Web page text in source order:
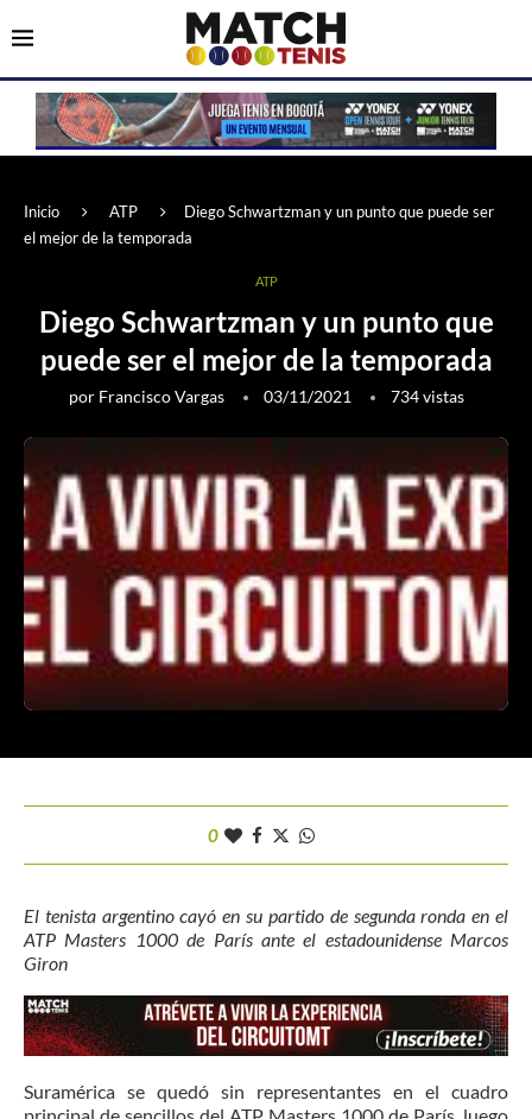
Inicio ATP
Diego Schwartzman y un punto que puede ser
el mejor de la temporada
ATP
Diego Schwartzman y un punto que
puede ser el mejor de la temporada
por Francisco Vargas 03/11/2021 734vistas
0
El tenista argentino cayó en su partido de segunda ronda en el
ATP Masters 1000 de París ante el estadounidense Marcos
Giron
Suramérica se quedó sin representantes en el cuadro